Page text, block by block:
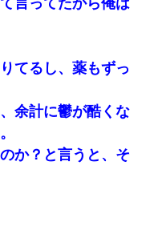
てるし、薬もずっ
余計に鬱が酷くな
か？と言うと、そ